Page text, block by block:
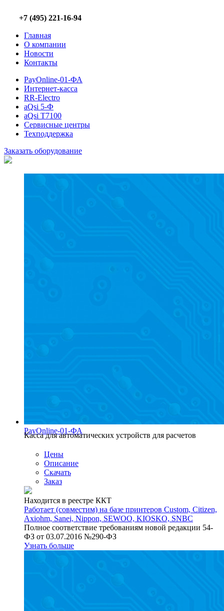
+7 (495) 221-16-94
Главная
О компании
Новости
Контакты
PayOnline-01-ФА
Интернет-касса
RR-Electro
aQsi 5-Ф
aQsi T7100
Сервисные центры
Техподдержка
Заказать оборудование
PayOnline-01-ФА
Касса для автоматических устройств для расчетов
Цены
Описание
Скачать
Заказ
Находится в реестре ККТ
Работает (совместим) на базе принтеров Custom, Citizen,
Axiohm, Sanei, Nippon, SEWOO, KIOSKO, SNBC
Полное соответствие требованиям новой редакции 54-
ФЗ от 03.07.2016 №290-ФЗ
Узнать больше